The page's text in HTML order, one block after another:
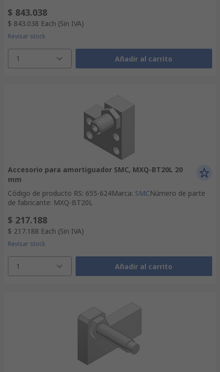
$ 843.038
$ 843.038 Each (Sin IVA)
Revisar stock
1 Añadir al carrito
Accesorio para amortiguador SMC, MXQ-BT20L 20
mm
Código de producto RS: 655-624Marca: SMCNúmero de parte
de fabricante: MXQ-BT20L
$ 217.188
$ 217.188 Each (Sin IVA)
Revisar stock
1 Añadir al carrito